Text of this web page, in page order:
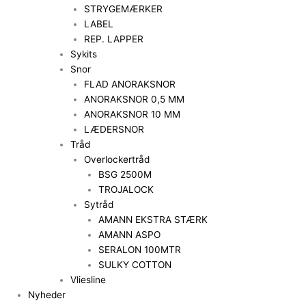
STRYGEMÆRKER
LABEL
REP. LAPPER
Sykits
Snor
FLAD ANORAKSNOR
ANORAKSNOR 0,5 MM
ANORAKSNOR 10 MM
LÆDERSNOR
Tråd
Overlockertråd
BSG 2500M
TROJALOCK
Sytråd
AMANN EKSTRA STÆRK
AMANN ASPO
SERALON 100MTR
SULKY COTTON
Vliesline
Nyheder